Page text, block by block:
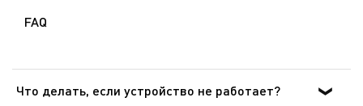
FAQ
Что делать, если устройство не работает?